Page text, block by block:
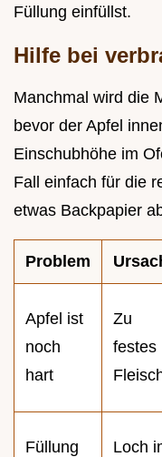
Füllung einfüllst.
Hilfe bei
Manchmal wird die
bevor der Apfel
Einschubhöhe im
Fall einfach für die
etwas Backpapier
Problem
Apfel ist
noch
hart
Zu
festes
Füllung
Loch